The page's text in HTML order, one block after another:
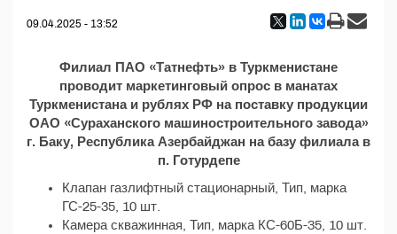
09.04.2025 - 13:52
Филиал ПАО «Татнефть» в Туркменистане
проводит маркетинговый опрос в манатах
Туркменистана и рублях РФ на поставку продукции
ОАО «Сураханского машиностроительного завода»
г. Баку, Республика Азербайджан на базу филиала в
п. Готурдепе
Клапан газлифтный стационарный, Тип, марка
ГС-25-35, 10 шт.
Камера скважинная, Тип, марка КС-60Б-35, 10 шт.